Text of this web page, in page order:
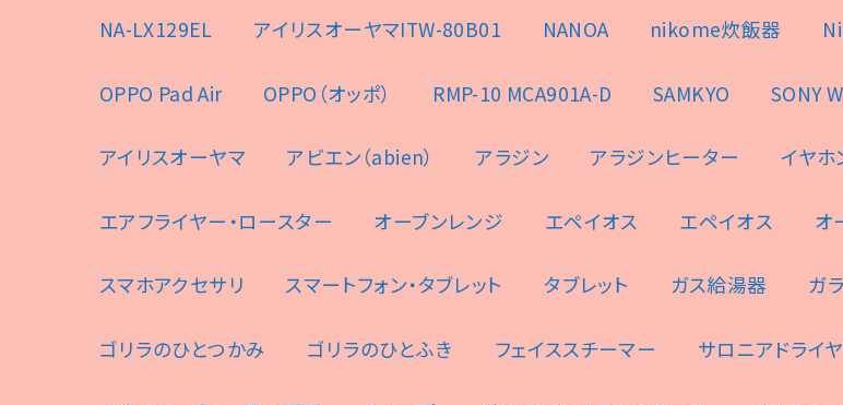
NA-LX129EL アイリスオーヤマITW-80B01 NANOA nikome炊飯器
OPPO Pad Air OPPO（オッポ） RMP-10 MCA901A-D SAMKYO SONY
アイリスオーヤマ アビエン（abien） アラジン アラジンヒーター イヤホ
エアフライヤー・ロースター オーブンレンジ エペイオス エペイオス オ
スマホアクセサリ スマートフォン・タブレット タブレット ガス給湯器 ガ
ゴリラのひとつかみ ゴリラのひとふき フェイススチーマー サロニアドライ